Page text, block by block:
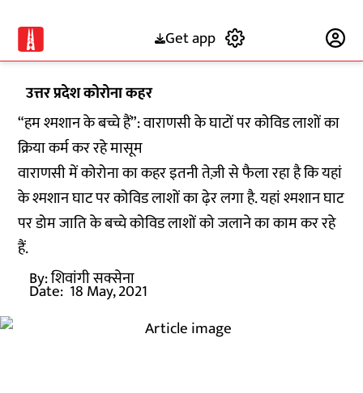
Get app
उत्तर प्रदेश कोरोना कहर
“हम श्मशान के बच्चे हैं”: वाराणसी के घाटों पर कोविड लाशों का
क्रिया कर्म कर रहे मासूम
वाराणसी में कोरोना का कहर इतनी तेज़ी से फैला रहा है कि यहां
के श्मशान घाट पर कोविड लाशों का ढ़ेर लगा है. यहां श्मशान घाट
पर डोम जाति के बच्चे कोविड लाशों को जलाने का काम कर रहे
हैं.
By:शिवांगी सक्सेना
Date: 18 May, 2021